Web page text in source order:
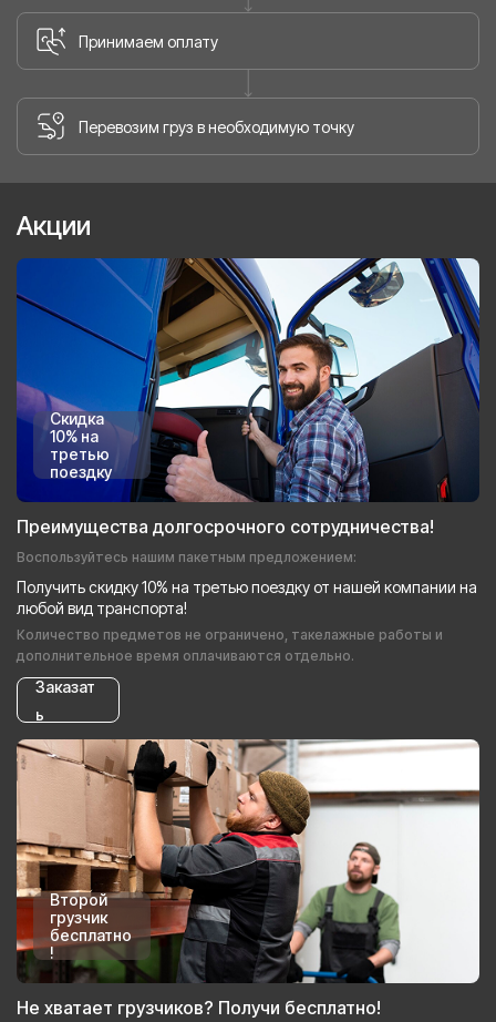
Принимаем оплату
Перевозим груз в необходимую точку
Акции
Скидка
10% на
третью
поездку
Преимущества долгосрочного сотрудничества!
Воспользуйтесь нашим пакетным предложением:
Получить скидку 10% на третью поездку от нашей компании на
любой вид транспорта!
Количество предметов не ограничено, такелажные работы и
дополнительное время оплачиваются отдельно.
Заказат
ь
Второй
грузчик
бесплатно
!
Не хватает грузчиков? Получи бесплатно!